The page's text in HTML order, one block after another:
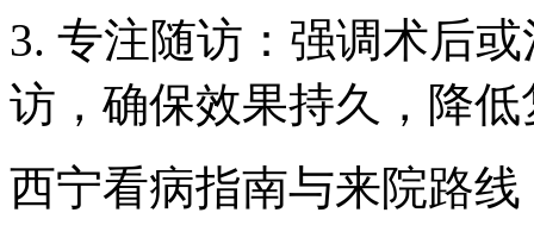
3. 专注随访：强调术后
访，确保效果持久，降
西宁看病指南与来院路线